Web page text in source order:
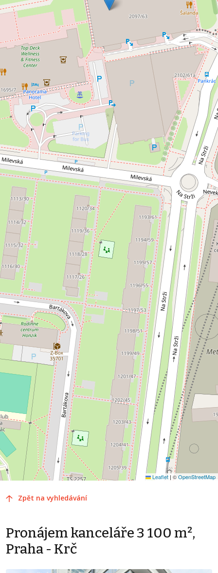
Leaflet | ©OpenStreetMap
Zpět na vyhledávání
Pronájem kanceláře 3 100 m²,
Praha - Krč